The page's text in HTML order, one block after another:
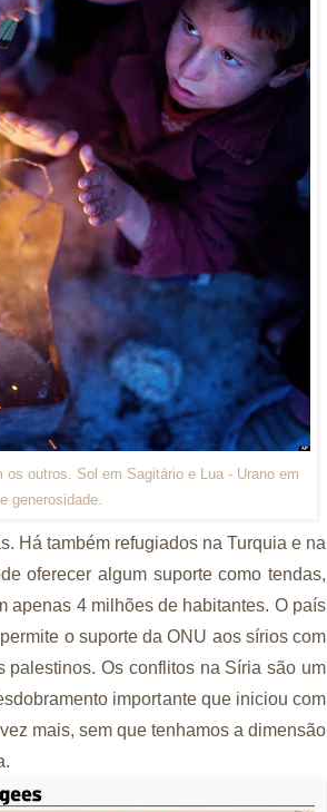
outros. Sol em Sagitário e Lua - Urano em
generosidade.
Há também refugiados na Turquia e na
oferecer algum suporte como tendas,
apenas 4 milhões de habitantes. O país
o suporte da ONU aos sírios com
Os conflitos na Síria são um
importante que iniciou com
mais, sem que tenhamos a dimensão